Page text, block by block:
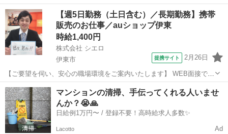
る当社！ 専任のコーディネーターがあなたの希望をしっかりお伺いし
て、お仕事探しに丁寧に向き合います！ ＼＼うれしい高収入×週払い♪
／／ 高収入でしっか...
静岡 伊東市 南伊東駅 携帯ショップ
【週5日勤務（土日含む）／長期勤務】携帯
販売のお仕事／auショップ伊東
時給1,400円
株式会社 シエロ
伊東市
提携サイト 2月26日
【ご要望を伺い、安心の職場環境をご案内いたします】 WEB面接で即
対応OK！ もちろん対面でもOK！ご希望の方でお会いしましょう♪ 入
社祝い金が最大10万円！※規定あり シフト制だからプライベートもし
っかり確保♪人気のお仕...
静岡 伊東市 携帯ショップ
マンションの清掃、手伝ってくれる人いませ
んか？😭🙏
日給例1万円〜 / 登録不要！高時給求人多数✨
Lacotto Ad